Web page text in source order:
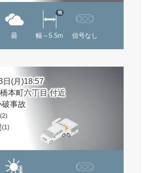
曇 幅～5.5m
他
信号なし
日(月)18:57
本町六丁目 付近
事故
(2)
(1)